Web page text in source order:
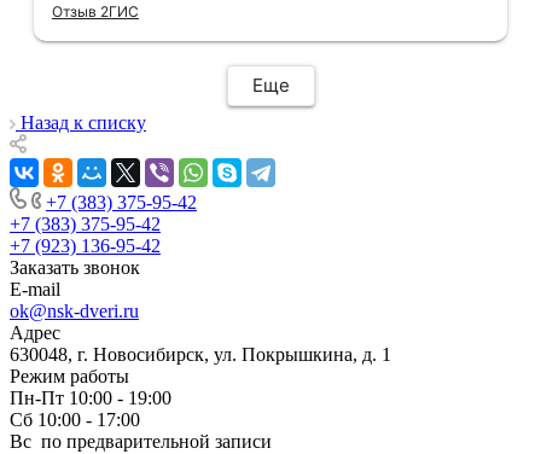
компанию, где я могу указать удобный для
меня интервал времени, а не ждать весь
день🙏 Не могу не отметить качественный
монтаж дверей, спасибо мастеру Антону за
его труд!!!
Отзыв 2ГИС
Еще
Назад к списку
+7 (383) 375-95-42
+7 (383) 375-95-42
+7 (923) 136-95-42
Заказать звонок
E-mail
ok@nsk-dveri.ru
Адрес
630048, г. Новосибирск, ул. Покрышкина, д. 1
Режим работы
Пн-Пт 10:00 - 19:00
Сб 10:00 - 17:00
Вс по предварительной записи